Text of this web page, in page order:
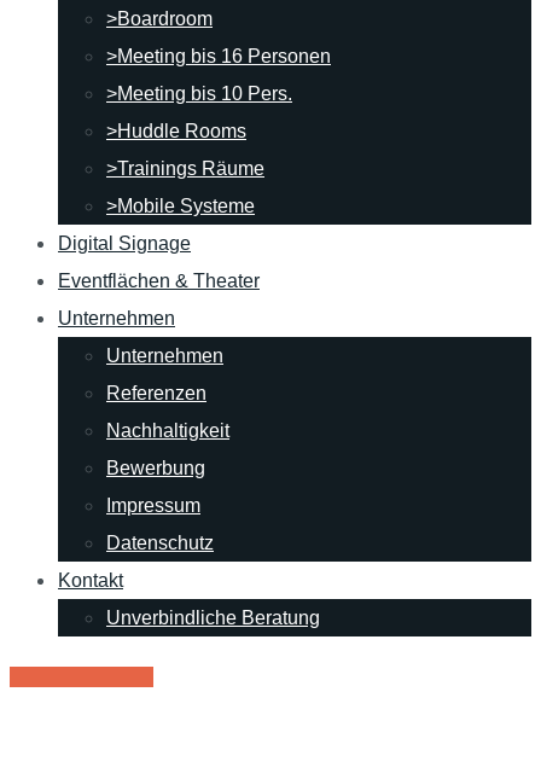
>Boardroom
>Meeting bis 16 Personen
>Meeting bis 10 Pers.
>Huddle Rooms
>Trainings Räume
>Mobile Systeme
Digital Signage
Eventflächen & Theater
Unternehmen
Unternehmen
Referenzen
Nachhaltigkeit
Bewerbung
Impressum
Datenschutz
Kontakt
Unverbindliche Beratung